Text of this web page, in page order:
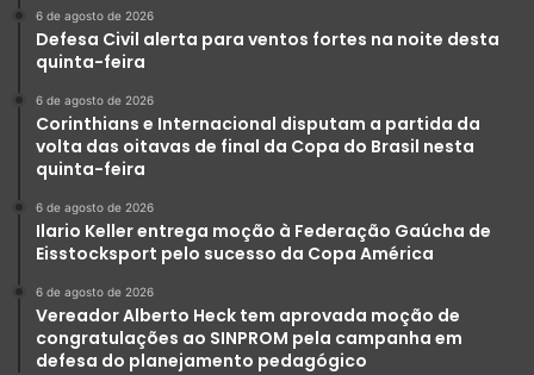
6 de agosto de 2026
Defesa Civil alerta para ventos fortes na noite desta
quinta-feira
6 de agosto de 2026
Corinthians e Internacional disputam a partida da
volta das oitavas de final da Copa do Brasil nesta
quinta-feira
6 de agosto de 2026
Ilario Keller entrega moção à Federação Gaúcha de
Eisstocksport pelo sucesso da Copa América
6 de agosto de 2026
Vereador Alberto Heck tem aprovada moção de
congratulações ao SINPROM pela campanha em
defesa do planejamento pedagógico